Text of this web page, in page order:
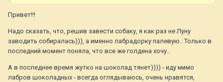
Привет!!!
Надо сказать, что, решив завести собаку, я как раз не Луну
заводить собиралась))), а именно лабрадорку палевую.. Только в
последний момент поняла, что все же голдена хочу..
А в последнее время жутко на шоколад тянет)))) - иду мимо
лабров шоколадных - всегда оглядываюсь, очень нравятся,